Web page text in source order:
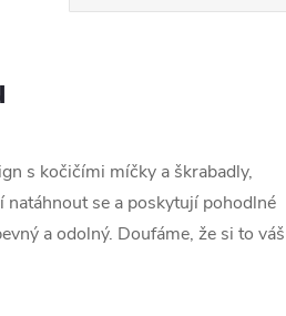
s kočičími míčky a škrabadly,
se a poskytují pohodlné
a odolný. Doufáme, že si to váš